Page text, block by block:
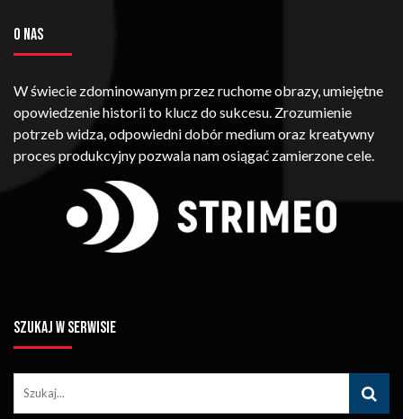
O NAS
W świecie zdominowanym przez ruchome obrazy, umiejętne
opowiedzenie historii to klucz do sukcesu. Zrozumienie
potrzeb widza, odpowiedni dobór medium oraz kreatywny
proces produkcyjny pozwala nam osiągać zamierzone cele.
SZUKAJ W SERWISIE